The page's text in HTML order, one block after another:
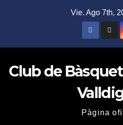
Vie. Ago 7th,
Club de
Pàgina